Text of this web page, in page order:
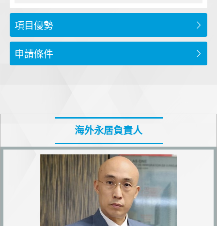
項目優勢
申請條件
海外永居負責人